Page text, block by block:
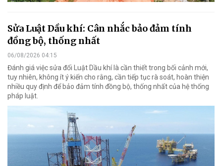
Sửa Luật Dầu khí: Cân nhắc bảo đảm tính
đồng bộ, thống nhất
06/08/2026 04:15
Đánh giá việc sửa đổi Luật Dầu khí là cần thiết trong bối cảnh mới,
tuy nhiên, không ít ý kiến cho rằng, cần tiếp tục rà soát, hoàn thiện
nhiều quy định để bảo đảm tính đồng bộ, thống nhất của hệ thống
pháp luật.